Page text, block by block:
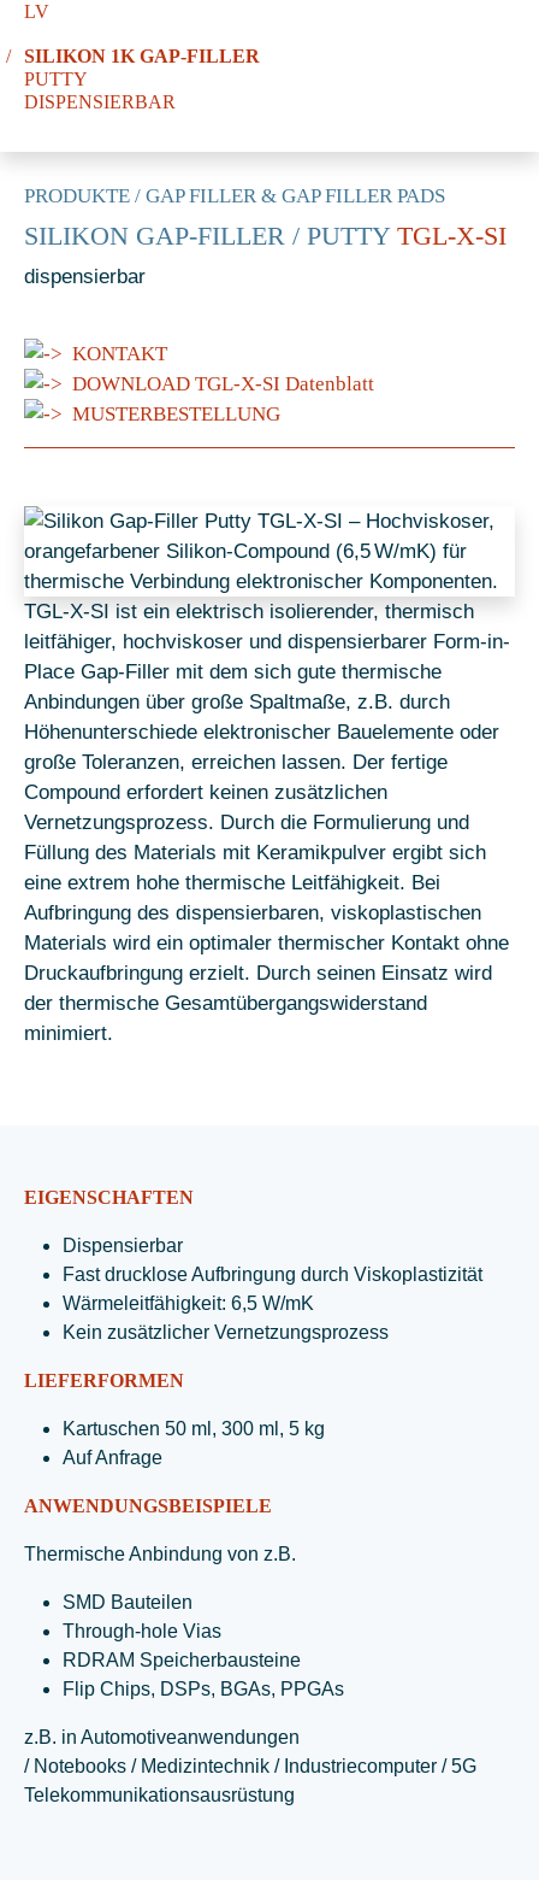
LV
SILIKON 1K GAP-FILLER
PUTTY
DISPENSIERBAR
PRODUKTE / GAP FILLER & GAP FILLER PADS
SILIKON GAP-FILLER / PUTTY TGL-X-SI
dispensierbar
KONTAKT
DOWNLOAD TGL-X-SI Datenblatt
MUSTERBESTELLUNG
TGL-X-SI ist ein elektrisch isolierender, thermisch
leitfähiger, hochviskoser und dispensierbarer Form-in-
Place Gap-Filler mit dem sich gute thermische
Anbindungen über große Spaltmaße, z.B. durch
Höhenunterschiede elektronischer Bauelemente oder
große Toleranzen, erreichen lassen. Der fertige
Compound erfordert keinen zusätzlichen
Vernetzungsprozess. Durch die Formulierung und
Füllung des Materials mit Keramikpulver ergibt sich
eine extrem hohe thermische Leitfähigkeit. Bei
Aufbringung des dispensierbaren, viskoplastischen
Materials wird ein optimaler thermischer Kontakt ohne
Druckaufbringung erzielt. Durch seinen Einsatz wird
der thermische Gesamtübergangswiderstand
minimiert.
EIGENSCHAFTEN
Dispensierbar
Fast drucklose Aufbringung durch Viskoplastizität
Wärmeleitfähigkeit: 6,5 W/mK
Kein zusätzlicher Vernetzungsprozess
LIEFERFORMEN
Kartuschen 50 ml, 300 ml, 5 kg
Auf Anfrage
ANWENDUNGSBEISPIELE
Thermische Anbindung von z.B.
SMD Bauteilen
Through-hole Vias
RDRAM Speicherbausteine
Flip Chips, DSPs, BGAs, PPGAs
z.B. in Automotiveanwendungen
/ Notebooks / Medizintechnik / Industriecomputer / 5G
Telekommunikationsausrüstung